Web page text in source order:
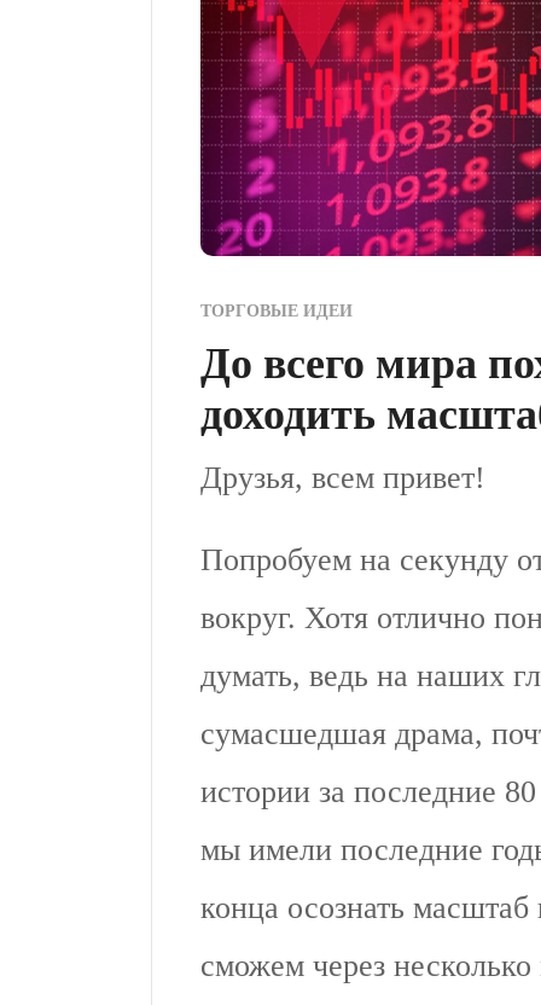
ТОРГОВЫЕ ИДЕИ
До всего мира
доходить
Друзья, всем привет!
Попробуем на секунду
вокруг. Хотя отлично
думать, ведь на наших
сумасшедшая драма,
истории за последние
мы имели последние
конца осознать
сможем через